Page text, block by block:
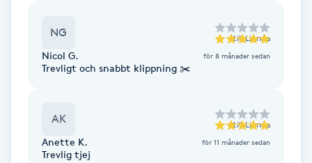
Fibromassage
Fotmassage
NG till Linnéa
Nicol G. för 8 månader sedan
Trevligt och snabbt klippning ✂️
AK till Linnéa
Anette K. för 11 månader sedan
Trevlig tjej